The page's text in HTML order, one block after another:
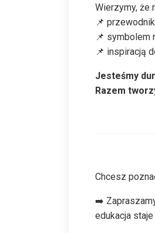
Wierzymy, że
📌
📌
📌 inspiracją
Jesteśmy
Razem
Chcesz
➡️
edukacja